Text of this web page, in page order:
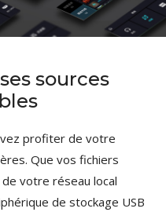
sources
profiter de votre
Que vos fichiers
votre réseau local
de stockage USB